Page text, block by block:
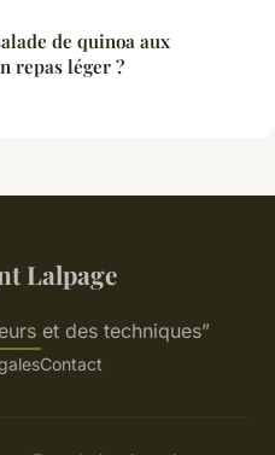
de quinoa aux
repas léger ?
Lalpage
et des techniques”
Contact